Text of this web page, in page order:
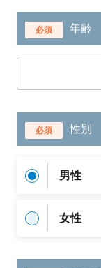
必須 年齢
必須 性別
男性
女性